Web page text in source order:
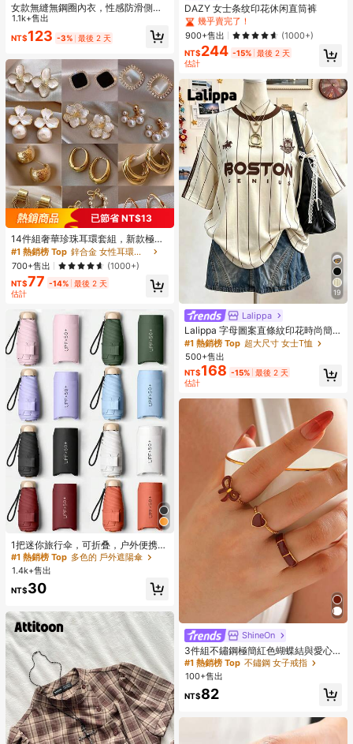
女款無縫無鋼圈內衣，性感防滑側
邊，可拆卸式胸墊，交叉式背帶，無
肩帶，全天舒適
1.1k+售出
NT$123 -3% 最後 2 天
已節省 NT$13
14件組奢華珍珠耳環套組，新款極簡
獨特設計優雅女士耳環，送給她的禮
物
#1 熱銷榜 Top
鋅合金 女性耳環套組
700+售出
(1000+)
NT$77 -14% 最後 2 天
估計
1把迷你旅行伞，可折叠，户外便携遮
阳伞，防紫外线遮阳伞，带收纳袋，
防晒，6根伞骨+加厚黑色防水涂层，
旅行必备，适合户外、旅行、夏季防
晒，防风防水
#1 熱銷榜 Top 多色的 戶外遮陽傘
1.4k+售出
NT$30
DAZY 女士条纹印花休闲直筒裤
幾乎賣完了！
#1 熱銷榜 Top 在 隨意的 休閒褲
幾乎賣完了！
#1 熱銷榜 Top 在 隨意的 休閒褲
幾乎賣完了！
#1 熱銷榜 Top 在 隨意的 休閒褲
幾乎賣完了！
900+售出 (1000+)
NT$244 -15% 最後 2 天
估計
19
Lalippa
Lalippa 字母圖案直條紋印花時尚簡
約大版中長版圓領落肩女款T恤 朋友
禮物
#1 熱銷榜 Top 超大尺寸 女士T恤
500+售出
NT$168 -15% 最後 2 天
估計
ShineOn
3件組不鏽鋼極簡紅色蝴蝶結與愛心
戒指套組，適合女性日常配戴
#1 熱銷榜 Top 不鏽鋼 女子戒指
回購率高的顧客
幾乎賣完了！
#1 熱銷榜 Top 不鏽鋼 女子戒指
回購率高的顧客
#1 熱銷榜 Top 不鏽鋼 女子戒指
回購率高的顧客
#1 熱銷榜 Top
幾乎賣完了！
100+售出
NT$82